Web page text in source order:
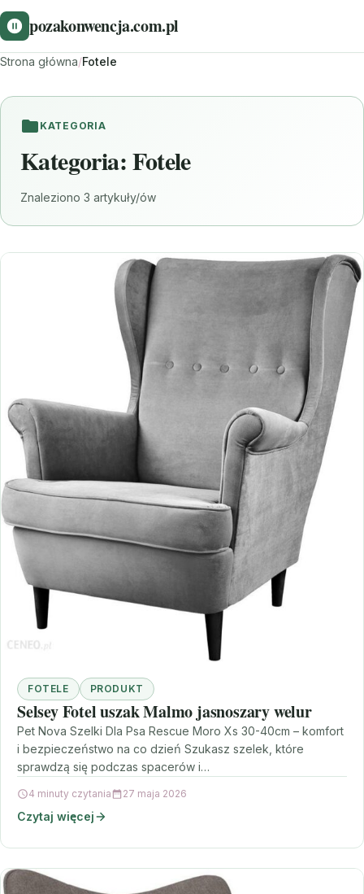
pozakonwencja.com.pl
Strona główna/Fotele
KATEGORIA
Kategoria:Fotele
Znaleziono 3 artykuły/ów
FOTELE PRODUKT
Selsey Fotel uszak Malmo jasnoszary welur
Pet Nova Szelki Dla Psa Rescue Moro Xs 30-40cm – komfort
i bezpieczeństwo na co dzień Szukasz szelek, które
sprawdzą się podczas spacerów i…
4 minuty czytania 27 maja 2026
Czytaj więcej